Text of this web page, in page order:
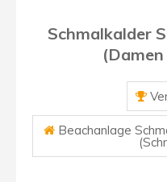
Schmalkalder
Beachanlage